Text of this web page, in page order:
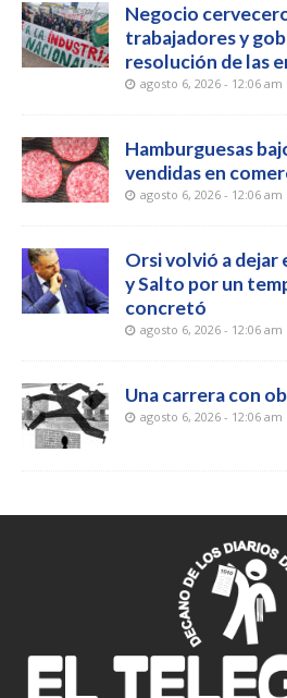
Negocio
trabajadores y
resolución de las
agosto 6, 2026 - 12:06 am
Hamburguesas
vendidas en
agosto 6, 2026 - 12:06 am
Orsi volvió a dejar
y Salto por un
concretó
agosto 6, 2026 - 12:06 am
Una carrera con
agosto 6, 2026 - 12:06 am